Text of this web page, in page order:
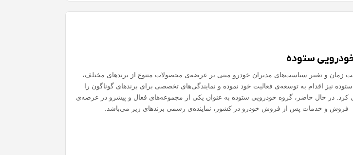
ستوده
زمان و تغییر سیاست‌های مدیران خودرو مبنی بر عرضه‌ی محصولات متنوع از برند‌های مختلف،
نیز اقدام به توسعه‌ی فعالیت خود نموده و نمایندگی‌های تخصصی برای برند‌های گوناگون را
کرد. در حال حاضر، گروه خودرویی ستوده به عنوان یکی از مجموعه‌های فعال و پیشرو در عرصه‌ی
فروش و خدمات پس از فروش خودرو در کشور، نماینده‌ی رسمی برند‌های زیر می‌باشد.